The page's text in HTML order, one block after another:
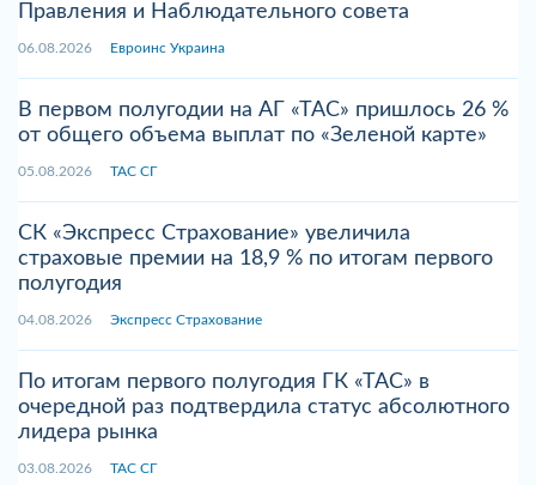
Правления и Наблюдательного совета
06.08.2026 Евроинс Украина
В первом полугодии на АГ «ТАС» пришлось 26 %
от общего объема выплат по «Зеленой карте»
05.08.2026 ТАС СГ
СК «Экспресс Страхование» увеличила
страховые премии на 18,9 % по итогам первого
полугодия
04.08.2026 Экспресс Страхование
По итогам первого полугодия ГК «ТАС» в
очередной раз подтвердила статус абсолютного
лидера рынка
03.08.2026 ТАС СГ